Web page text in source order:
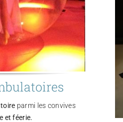
parmi les convives
et féerie.